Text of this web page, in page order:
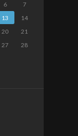
6
7
13
14
20
21
27
28